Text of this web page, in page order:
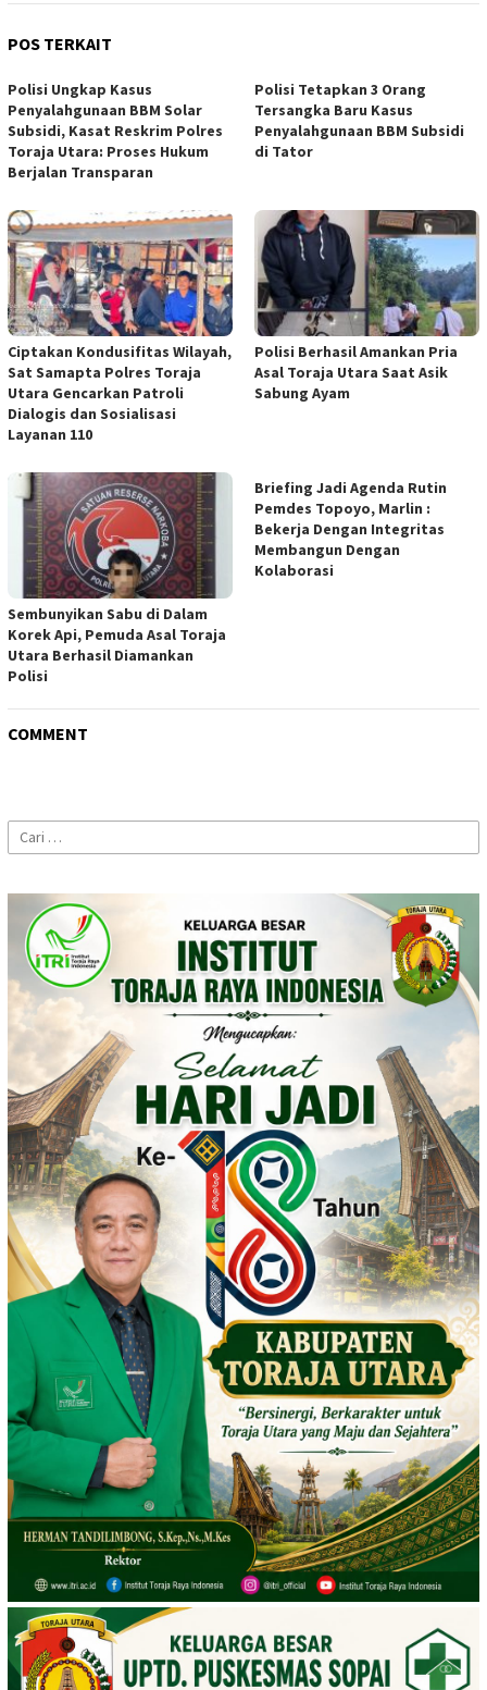
POS TERKAIT
Polisi Ungkap Kasus
Penyalahgunaan BBM Solar
Subsidi, Kasat Reskrim Polres
Toraja Utara: Proses Hukum
Berjalan Transparan
Polisi Tetapkan 3 Orang
Tersangka Baru Kasus
Penyalahgunaan BBM Subsidi
di Tator
Ciptakan Kondusifitas Wilayah,
Sat Samapta Polres Toraja
Utara Gencarkan Patroli
Dialogis dan Sosialisasi
Layanan 110
Polisi Berhasil Amankan Pria
Asal Toraja Utara Saat Asik
Sabung Ayam
Sembunyikan Sabu di Dalam
Korek Api, Pemuda Asal Toraja
Utara Berhasil Diamankan
Polisi
Briefing Jadi Agenda Rutin
Pemdes Topoyo, Marlin :
Bekerja Dengan Integritas
Membangun Dengan
Kolaborasi
COMMENT
Cari
untuk: